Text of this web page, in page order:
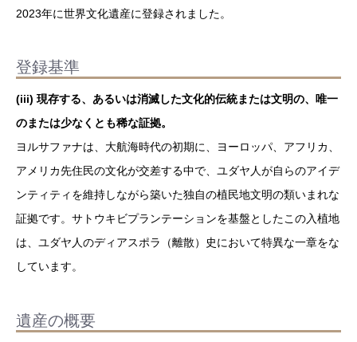
2023年に世界文化遺産に登録されました。
登録基準
(iii) 現存する、あるいは消滅した文化的伝統または文明の、唯一
のまたは少なくとも稀な証拠。
ヨルサファナは、大航海時代の初期に、ヨーロッパ、アフリカ、
アメリカ先住民の文化が交差する中で、ユダヤ人が自らのアイデ
ンティティを維持しながら築いた独自の植民地文明の類いまれな
証拠です。サトウキビプランテーションを基盤としたこの入植地
は、ユダヤ人のディアスポラ（離散）史において特異な一章をな
しています。
遺産の概要